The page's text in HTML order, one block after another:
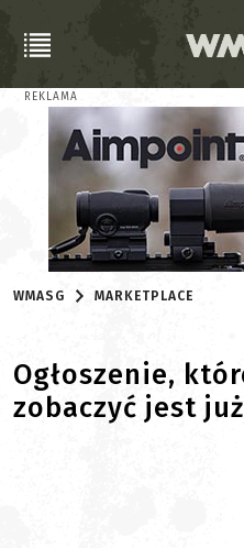
REKLAMA
WMASG MARKETPLACE
Ogłoszenie,
zobaczyć jest